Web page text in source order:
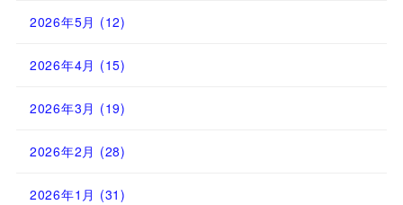
2026年5月 (12)
2026年4月 (15)
2026年3月 (19)
2026年2月 (28)
2026年1月 (31)